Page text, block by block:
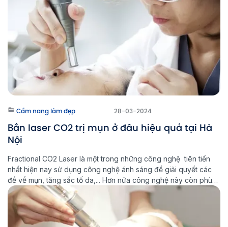
Cẩm nang làm đẹp 28-03-2024
Bắn laser CO2 trị mụn ở đâu hiệu quả tại Hà
Nội
Fractional CO2 Laser là một trong những công nghệ tiên tiến
nhất hiện nay sử dụng công nghệ ánh sáng để giải quyết các
đề về mụn, tăng sắc tố da,... Hơn nữa công nghệ này còn phù
hợp với hầu hết mọi loại da và đảm bảo an toàn, giảm thiểu tối
đa mọi […]